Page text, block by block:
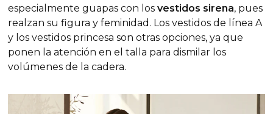
especialmente guapas con losvestidos sirena, pues
realzan su figura y feminidad. Los vestidos de línea A
y los vestidos princesa son otras opciones, ya que
ponen la atención en el talla para dismilar los
volúmenes de la cadera.